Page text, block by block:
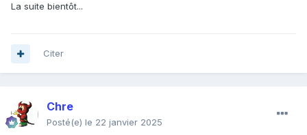
La suite bientôt...
Citer
Chre
Posté(e) le 22 janvier 2025